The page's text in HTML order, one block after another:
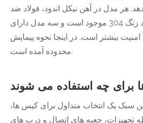
هر مدل در آهن نیکل اندود، فولاد ضد
زنگ 201 و فولاد ضد زنگ 304 موجود است و سه مدل دارای
بیشتر است. در اینجا نحوه پیمایش
محدوده آمده است.
برای چه استفاده می شوند
سبک یک انتخاب متداول برای کیس ها،
تجهیزات، جعبه های اتصال و درب های